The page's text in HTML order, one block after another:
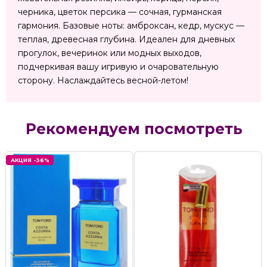
черника, цветок персика — сочная, гурманская
гармония. Базовые ноты: амброксан, кедр, мускус —
теплая, древесная глубина. Идеален для дневных
прогулок, вечеринок или модных выходов,
подчеркивая вашу игривую и очаровательную
сторону. Наслаждайтесь весной-летом!
Рекомендуем посмотреть
АКЦИЯ -36%